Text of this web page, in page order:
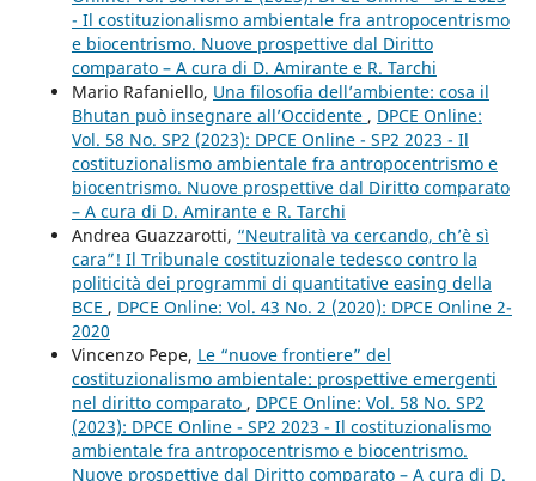
- Il costituzionalismo ambientale fra antropocentrismo
e biocentrismo. Nuove prospettive dal Diritto
comparato – A cura di D. Amirante e R. Tarchi
Mario Rafaniello, Una filosofia dell’ambiente: cosa il
Bhutan può insegnare all’Occidente , DPCE Online:
Vol. 58 No. SP2 (2023): DPCE Online - SP2 2023 - Il
costituzionalismo ambientale fra antropocentrismo e
biocentrismo. Nuove prospettive dal Diritto comparato
– A cura di D. Amirante e R. Tarchi
Andrea Guazzarotti, “Neutralità va cercando, ch’è sì
cara”! Il Tribunale costituzionale tedesco contro la
politicità dei programmi di quantitative easing della
BCE , DPCE Online: Vol. 43 No. 2 (2020): DPCE Online 2-
2020
Vincenzo Pepe, Le “nuove frontiere” del
costituzionalismo ambientale: prospettive emergenti
nel diritto comparato , DPCE Online: Vol. 58 No. SP2
(2023): DPCE Online - SP2 2023 - Il costituzionalismo
ambientale fra antropocentrismo e biocentrismo.
Nuove prospettive dal Diritto comparato – A cura di D.